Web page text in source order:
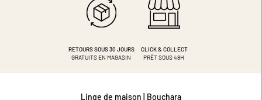
RETOURS SOUS 30 JOURS
GRATUITS EN MAGASIN
CLICK & COLLECT
PRÊT SOUS 48H
Linge de maison | Bouchara